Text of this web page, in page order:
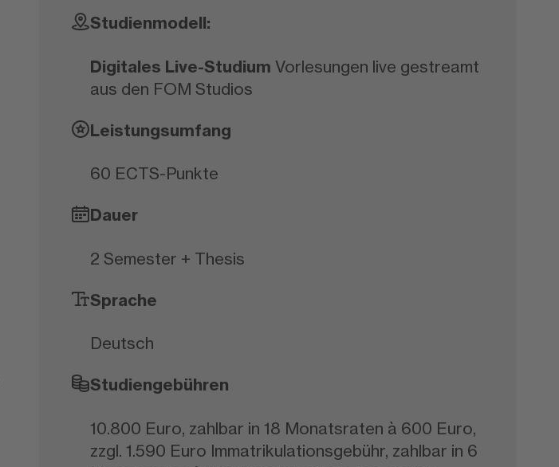
Studienmodell:
Digitales Live-Studium Vorlesungen live gestreamt
aus den FOM Studios
Leistungsumfang
60 ECTS-Punkte
Dauer
2 Semester + Thesis
Sprache
Deutsch
Studiengebühren
10.800 Euro, zahlbar in 18 Monatsraten à 600 Euro,
zzgl. 1.590 Euro Immatrikulationsgebühr, zahlbar in 6